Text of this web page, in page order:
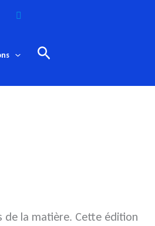
Rechercher
de la matière. Cette édition